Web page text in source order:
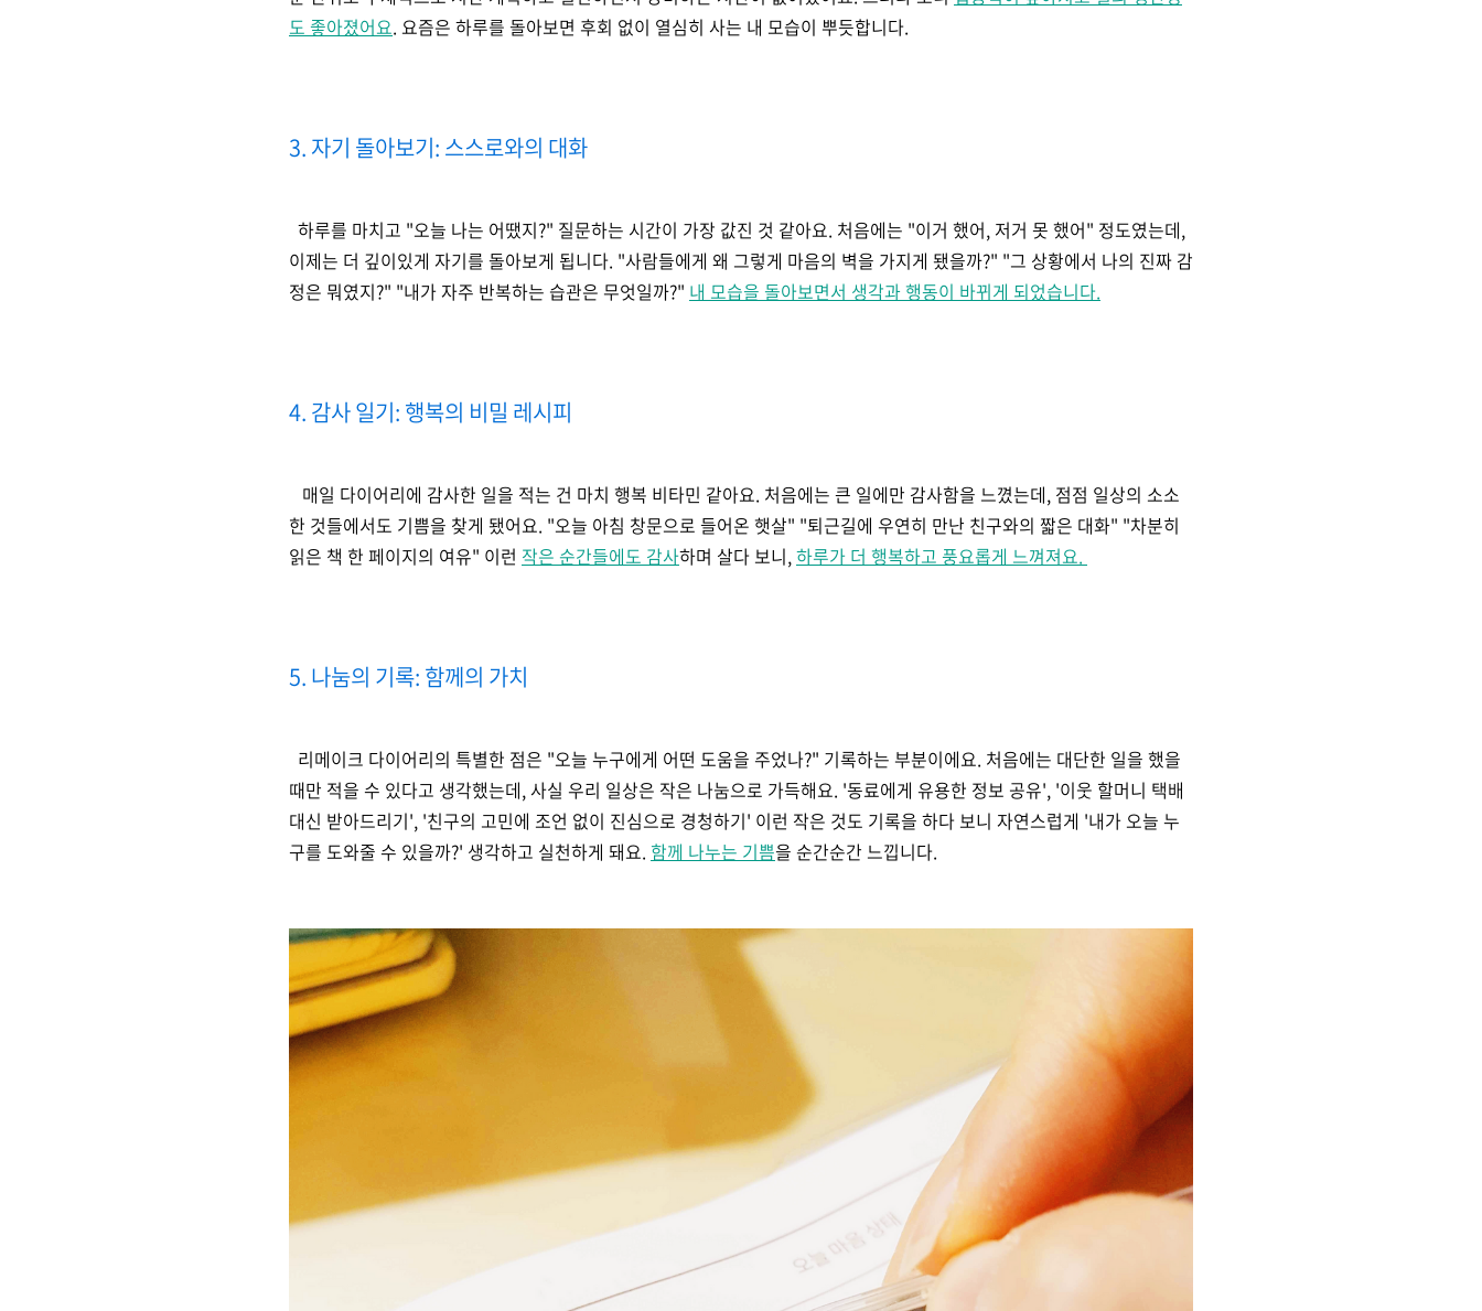
도 좋아졌어요. 요즘은 하루를 돌아보면 후회 없이 열심히 사는 내 모습이 뿌듯합니다.
3. 자기 돌아보기: 스스로와의 대화
하루를 마치고 "오늘 나는 어땠지?" 질문하는 시간이 가장 값진 것 같아요. 처음에는 "이거 했어, 저거 못 했어" 정도였는데,
이제는 더 깊이있게 자기를 돌아보게 됩니다. "사람들에게 왜 그렇게 마음의 벽을 가지게 됐을까?" "그 상황에서 나의 진짜 감
정은 뭐였지?" "내가 자주 반복하는 습관은 무엇일까?" 내 모습을 돌아보면서 생각과 행동이 바뀌게 되었습니다.
4. 감사 일기: 행복의 비밀 레시피
매일 다이어리에 감사한 일을 적는 건 마치 행복 비타민 같아요. 처음에는 큰 일에만 감사함을 느꼈는데, 점점 일상의 소소
한 것들에서도 기쁨을 찾게 됐어요. "오늘 아침 창문으로 들어온 햇살" "퇴근길에 우연히 만난 친구와의 짧은 대화" "차분히
읽은 책 한 페이지의 여유" 이런 작은 순간들에도 감사하며 살다 보니,하루가 더 행복하고 풍요롭게 느껴져요.
5. 나눔의 기록: 함께의 가치
리메이크 다이어리의 특별한 점은 "오늘 누구에게 어떤 도움을 주었나?" 기록하는 부분이에요. 처음에는 대단한 일을 했을
때만 적을 수 있다고 생각했는데, 사실 우리 일상은 작은 나눔으로 가득해요. '동료에게 유용한 정보 공유', '이웃 할머니 택배
대신 받아드리기', '친구의 고민에 조언 없이 진심으로 경청하기' 이런 작은 것도 기록을 하다 보니 자연스럽게 '내가 오늘 누
구를 도와줄 수 있을까?' 생각하고 실천하게 돼요. 함께 나누는 기쁨을 순간순간 느낍니다.